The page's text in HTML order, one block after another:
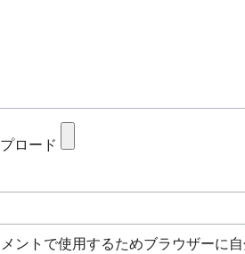
ロード
ントで使用するためブラウザーに